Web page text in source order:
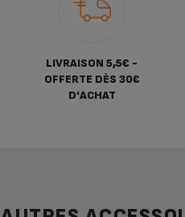
LIVRAISON 5,5€ -
OFFERTE DÈS 30€
D'ACHAT